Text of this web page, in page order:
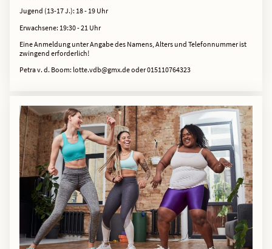
Jugend (13-17 J.): 18 - 19 Uhr
Erwachsene: 19:30 - 21 Uhr
Eine Anmeldung unter Angabe des Namens, Alters und Telefonnummer ist
zwingend erforderlich!
Petra v. d. Boom: lotte.vdb@gmx.de oder 015110764323